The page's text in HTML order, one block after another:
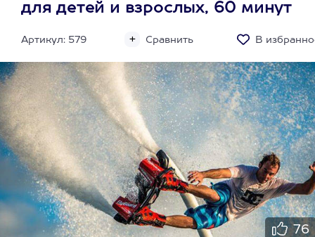
для детей и взрослых, 60 минут
Артикул: 579 Сравнить В
76